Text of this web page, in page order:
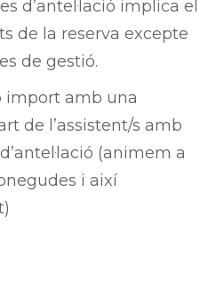
d’antel·lació implica el
de la reserva excepte
de gestió.
import amb una
de l’assistent/s amb
(animem a
i així